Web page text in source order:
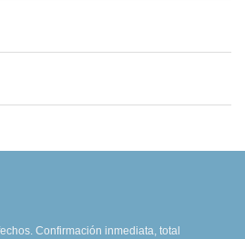
Confirmación inmediata, total